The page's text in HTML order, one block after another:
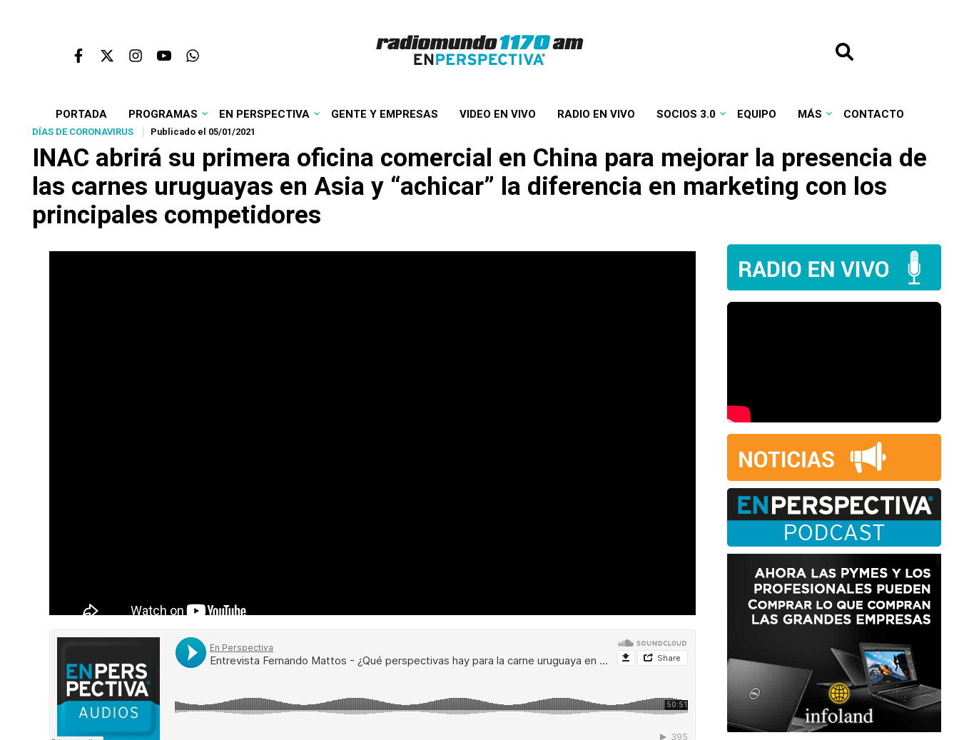
PORTADA PROGRAMAS EN PERSPECTIVA GENTE Y EMPRESAS VIDEO EN VIVO RADIO EN VIVO SOCIOS 3.0 EQUIPO MÁS CONTACTO
DÍAS DE CORONAVIRUS Publicado el 05/01/2021
INAC abrirá su primera oficina comercial en China para mejorar la presencia de
las carnes uruguayas en Asia y “achicar” la diferencia en marketing con los
principales competidores